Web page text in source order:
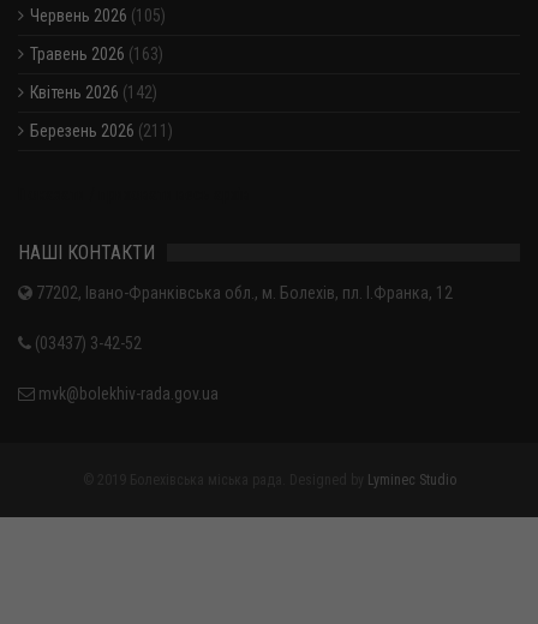
Червень 2026 (105)
Травень 2026 (163)
Квітень 2026 (142)
Березень 2026 (211)
НАШІ КОНТАКТИ
77202, Івано-Франківська обл., м. Болехів, пл. І.Франка, 12
(03437) 3-42-52
mvk@bolekhiv-rada.gov.ua
Lyminec Studio